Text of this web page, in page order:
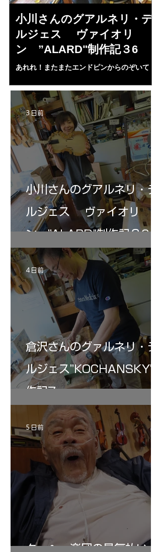
小川さんのグアルネリ・デ
ルジェス ヴァイオリ
ン ”ALARD"制作記３6
あれれ！またまたエンドピンからのぞいて
ペーパー１００゜で徹底して削る。やっと光
が消えた。にかわで再度閉じる。消えた――
の小川さんの笑顔が満開となる・・。いよい
よ来週からニス塗りか？
小川さんのグアルネリ・デ
ルジェス ヴァイオリ
ン ”ALARD"制作記３6
3 日前
倉沢さんのグァルネリ・デ
ルジェス”KOCHANSKY"制
作記7
4 日前
ターヘー楽団の暑気払い
5 日前